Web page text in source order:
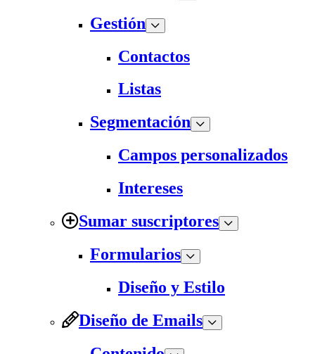
Gestión
Contactos
Listas
Segmentación
Campos personalizados
Intereses
Sumar suscriptores
Formularios
Diseño y Estilo
Diseño de Emails